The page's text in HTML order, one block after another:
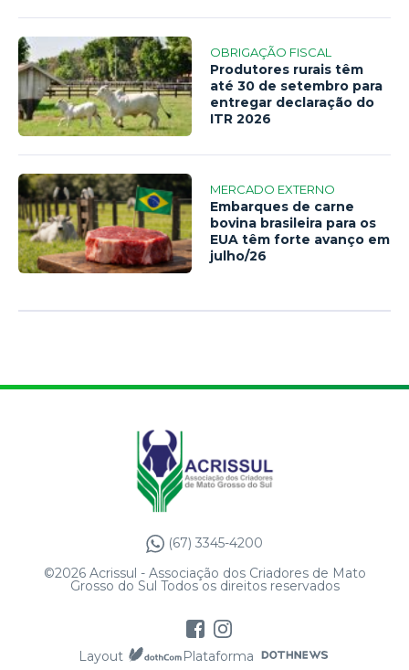
OBRIGAÇÃO FISCAL
Produtores rurais têm
até 30 de setembro para
entregar declaração do
ITR 2026
MERCADO EXTERNO
Embarques de carne
bovina brasileira para os
EUA têm forte avanço em
julho/26
(67) 3345-4200
©2026 Acrissul - Associação dos Criadores de Mato
Grosso do Sul Todos os direitos reservados
Layout Plataforma